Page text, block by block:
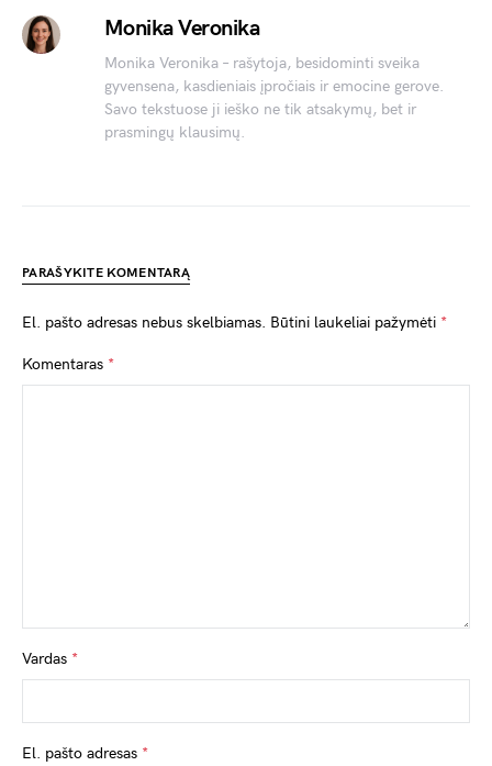
Monika Veronika
Monika Veronika – rašytoja, besidominti sveika
gyvensena, kasdieniais įpročiais ir emocine gerove.
Savo tekstuose ji ieško ne tik atsakymų, bet ir
prasmingų klausimų.
PARAŠYKITE KOMENTARĄ
El. pašto adresas nebus skelbiamas. Būtini laukeliai pažymėti *
Komentaras *
Vardas *
El. pašto adresas *